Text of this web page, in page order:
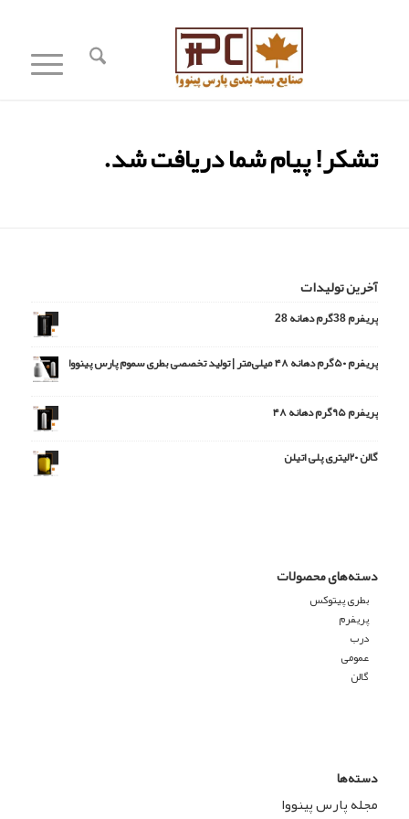
تشکر! پیام شما دریافت شد.
آخرین تولیدات
پریفرم 38گرم دهانه 28
پریفرم ۵۰گرم دهانه ۴۸ میلی‌متر | تولید تخصصی بطری سموم پارس پینووا
پریفرم ۹۵گرم دهانه ۴۸
گالن ۲۰لیتری پلی اتیلن
دسته‌های محصولات
بطری پیتوکس
پریفرم
درب
عمومی
گالن
دسته‌ها
مجله پارس پینووا